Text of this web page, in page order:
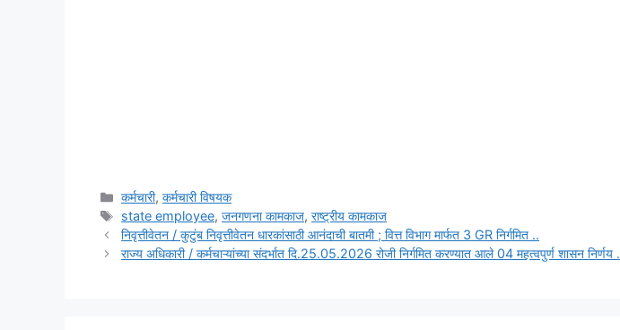
Categories
कर्मचारी,कर्मचारी विषयक
Tags
state employee,जनगणना कामकाज,राष्ट्रीय कामकाज
निवृत्तीवेतन / कुटुंब निवृत्तीवेतन धारकांसाठी आनंदाची बातमी ; वित्त विभाग मार्फत 3 GR निर्गमित ..
राज्य अधिकारी / कर्मचाऱ्यांच्या संदर्भात दि.25.05.2026 रोजी निर्गमित करण्यात आले 04 महत्वपुर्ण शासन निर्णय .